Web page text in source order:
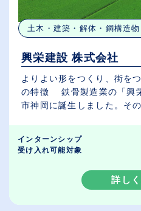
土木・建築・解体・鋼構造
興栄建設 株式会社
よりよい形をつくり、街を
の特徴 鉄骨製造業の「興
市神岡に誕生しました。そ
インターンシップ
受け入れ可能対象
詳し